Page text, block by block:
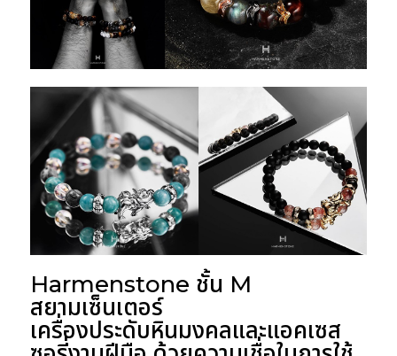
Harmenstone ชั้น M
สยามเซ็นเตอร์
เครื่องประดับหินมงคลและแอคเซส